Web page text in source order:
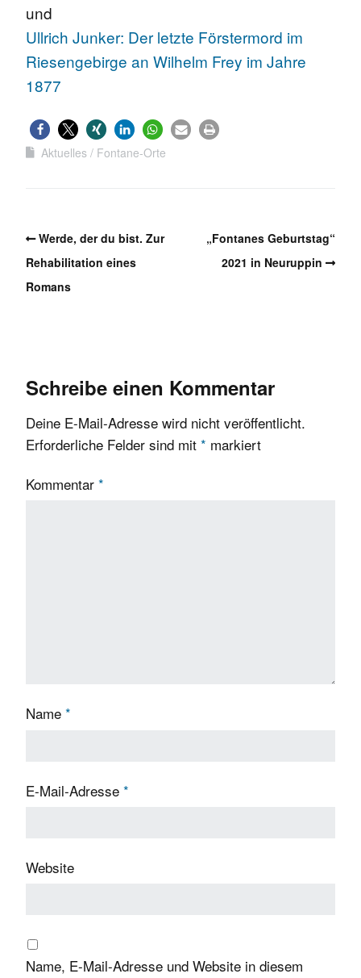
und
Ullrich Junker: Der letzte Förstermord im
Riesengebirge an Wilhelm Frey im Jahre
1877
Aktuelles Fontane-Orte
Werde, der du bist. Zur
Rehabilitation eines
Romans
„Fontanes Geburtstag“
2021 in Neuruppin
Schreibe einen Kommentar
Deine E-Mail-Adresse wird nicht veröffentlicht.
Erforderliche Felder sind mit * markiert
Kommentar *
Name *
E-Mail-Adresse *
Website
Name, E-Mail-Adresse und Website in diesem